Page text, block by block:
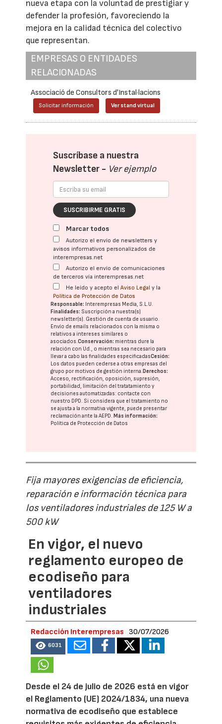
nueva etapa con la voluntad de prestigiar y
defender la profesión, favoreciendo la
mejora en la calidad técnica del colectivo
que representan.
EMPRESAS O ENTIDADES
RELACIONADAS
Associació de Consultors d'Instal·lacions
Solicitar información Ver stand virtual
Suscríbase a nuestra
Newsletter - Ver ejemplo
SUSCRIBIRME GRATIS
Marcar todos
Autorizo el envío de newsletters y
avisos informativos personalizados de
interempresas.net
Autorizo el envío de comunicaciones
de terceros vía interempresas.net
He leído y acepto elAviso Legal y la
Política de Protección de Datos
Responsable: Interempresas Media, S.L.U.
Finalidades: Suscripción a nuestra(s)
newsletter(s). Gestión de cuenta de usuario.
Envío de emails relacionados con la misma o
relativos a intereses similares o
asociados.Conservación: mientras dure la
relación con Ud., o mientras sea necesario para
llevar a cabo las finalidades especificadasCesión:
Los datos pueden cederse a otras empresas del
grupo por motivos de gestión interna. Derechos:
Acceso, rectificación, oposición, supresión,
portabilidad, limitación del tratatamiento y
decisiones automatizadas: contacte con
nuestro DPD. Si considera que el tratamiento no
se ajusta a la normativa vigente, puede presentar
reclamación ante laAEPD. Más información:
Política de Protección de Datos
Fija mayores exigencias de eficiencia,
reparación e información técnica para
los ventiladores industriales de 125 W a
500 kW
En vigor, el nuevo
reglamento europeo de
ecodiseño para
ventiladores
industriales
Redacción Interempresas 30/07/2026
6031
Desde el 24 de julio de 2026 está en vigor
el Reglamento (UE) 2024/1834, una nueva
normativa de ecodiseño que establece